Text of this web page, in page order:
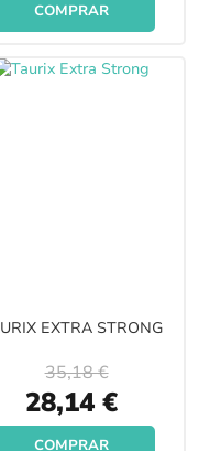
COMPRAR
EXTRA STRONG
Special
Price
28,14 €
35,18 €
COMPRAR